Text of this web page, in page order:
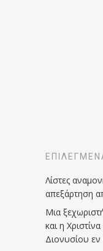
Λίστες
απεξάρτηση
Μια
και η
Διονυσίου